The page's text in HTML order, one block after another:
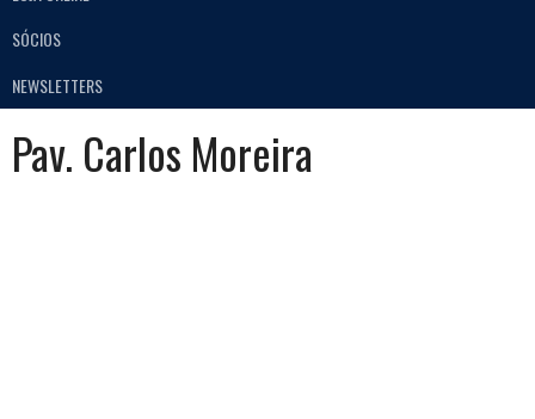
SÓCIOS
NEWSLETTERS
Pav. Carlos Moreira